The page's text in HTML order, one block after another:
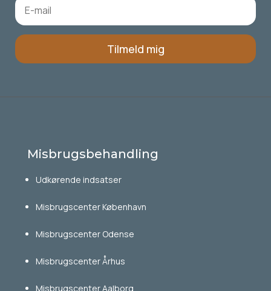
Tilmeld mig
Misbrugsbehandling
Udkørende indsatser
Misbrugscenter København
Misbrugscenter Odense
Misbrugscenter Århus
Misbrugscenter Aalborg